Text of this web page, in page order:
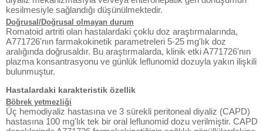
kesilmesiyle sağlandığı düşünülmektedir.
Doğrusal/Doğrusal olmayan durum
Romatoid artriti olan hastalardaki çoklu doz araştırmalarında,
A771726'nın farmakokinetik parametreleri 5-25 mg'lık doz
aralığında doğrusaldır. Bu araştırmalarda, klinik etki A771726'nın
plazma konsantrasyonu ve günlük leflunomid dozuyla yakın ilişkili
bulunmuştur.
Hastalardaki karakteristik özellik
Böbrek yetmezliği
Üç hemodiyaliz hastasına ve 3 sürekli peritoneal diyaliz (CAPD)
hastasına 100 mg'lık tek bir oral leflunomid dozu verilmiştir. CAPD